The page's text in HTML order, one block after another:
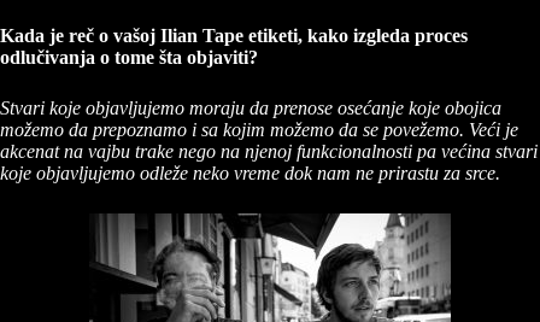
Kada je reč o vašoj Ilian Tape etiketi, kako izgleda proces
odlučivanja o tome šta objaviti?
Stvari koje objavljujemo moraju da prenose osećanje koje obojica
možemo da prepoznamo i sa kojim možemo da se povežemo. Veći je
akcenat na vajbu trake nego na njenoj funkcionalnosti pa većina stvari
koje objavljujemo odleže neko vreme dok nam ne prirastu za srce.